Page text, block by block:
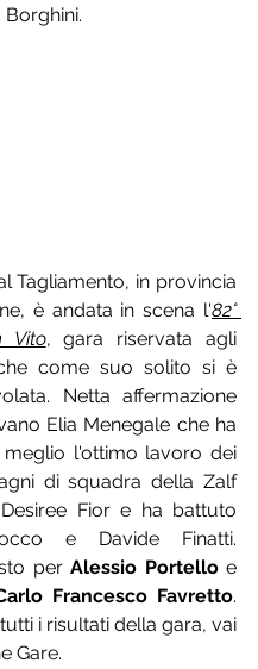
Borghini.
Tagliamento, in provincia
è andata in scena l'82°
Vito, gara riservata agli
come suo solito si è
Netta affermazione
Elia Menegale che ha
l'ottimo lavoro dei
di squadra della Zalf
Fior e ha battuto
e Davide Finatti.
per Alessio Portello e
Francesco Favretto.
i risultati della gara, vai
Gare.